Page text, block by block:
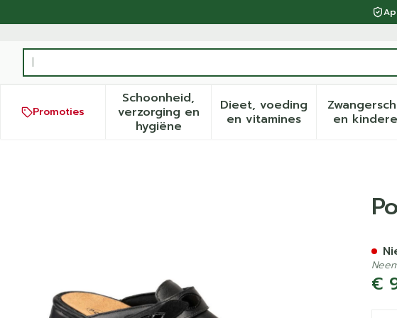
Product, merk, categorie...
Promoties
Schoonheid,
verzorging en
hygiëneToon submenu voor Schoonheid,
Dieet, voeding
en vitamines
Toon submenu voor
en
Podartis Ischia Schoen Dame
€